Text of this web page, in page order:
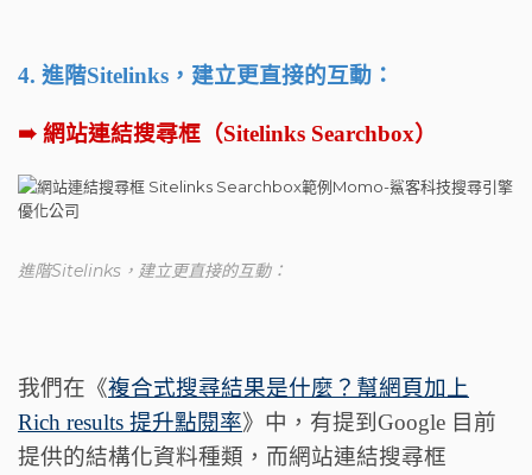
4. 進階Sitelinks，建立更直接的互動：
➠ 網站連結搜尋框（Sitelinks Searchbox）
進階Sitelinks，建立更直接的互動：
我們在《複合式搜尋結果是什麼？幫網頁加上
Rich results 提升點閱率》中，有提到Google 目前
提供的結構化資料種類，而網站連結搜尋框